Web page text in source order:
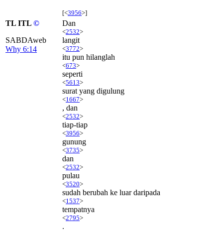
[<3956>]
TL ITL ©
SABDAweb
Why 6:14
Dan
<2532>
langit
<3772>
itu pun hilanglah
<673>
seperti
<5613>
surat yang digulung
<1667>
, dan
<2532>
tiap-tiap
<3956>
gunung
<3735>
dan
<2532>
pulau
<3520>
sudah berubah ke luar daripada
<1537>
tempatnya
<2795>
.